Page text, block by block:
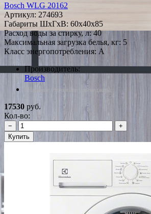
Bosch WLG 20162
Артикул: 274693
Габариты ШxГxВ: 60x40x85
Расход воды за стирку, л: 40
Максимальная загрузка белья, кг: 5
Класс энергопотребления: A
Производитель:
Bosch
*Наличие уточняйте у менеджера
17530 руб.
Кол-во:
−
+
Купить